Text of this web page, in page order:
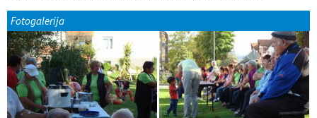
Fotogalerija